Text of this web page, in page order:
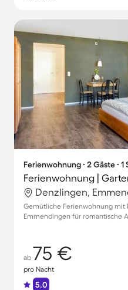
Ferienwohnung ∙ 2 Gäste ∙
Ferienwohnung |
Denzlingen,
Gemütliche Ferienwohnung mit
Emmendingen für romantische
ab 75 €
pro Nacht
5.0